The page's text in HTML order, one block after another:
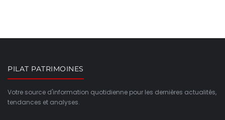
PILAT PATRIMOINES
Votre source d'information quotidienne pour les dernières actualités,
tendances et analyses.